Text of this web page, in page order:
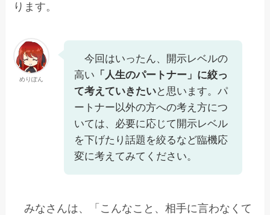
ります。
めりぽん
今回はいったん、開示レベルの
高い 「人生のパートナー」に絞っ
て考えていきたいと思います。パ
ートナー以外の方への考え方につ
いては、必要に応じて開示レベル
を下げたり話題を絞るなど臨機応
変に考えてみてください。
みなさんは、「こんなこと、相手に言わなくて